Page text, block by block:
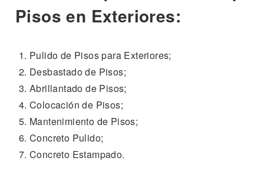
Pisos en Exteriores:
Pulido de Pisos para Exteriores;
Desbastado de Pisos;
Abrillantado de Pisos;
Colocación de Pisos;
Mantenimiento de Pisos;
Concreto Pulido;
Concreto Estampado.